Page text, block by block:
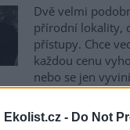
Ekolist.cz - Do Not
Dvě velmi
přírodní lokality,
přístupy. Chce
každou cenu
nebo se jen